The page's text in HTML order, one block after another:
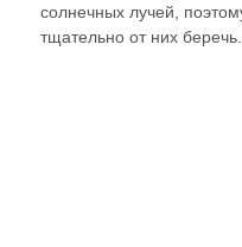
солнечных лучей,
тщательно от них беречь.